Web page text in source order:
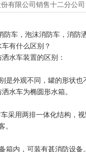
有限公司销售十二分公司
，泡沫消防车，消防洒
有什么区别？
水车装置的区别：
外观不同，罐的形状也
水车为椭圆形水箱。
用两排一体化结构，视
。
内，可装有甚消防设备